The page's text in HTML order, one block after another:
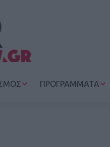
ΠΡΟΓΡΑΜΜΑΤΑ